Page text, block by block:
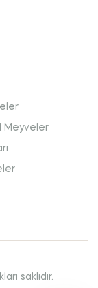
Meyveler
saklıdır.